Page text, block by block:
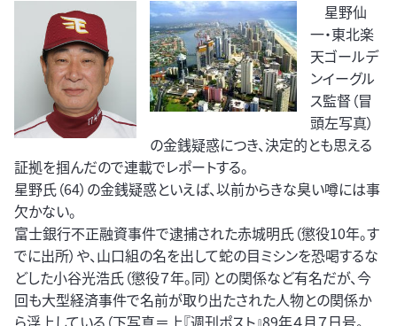
星野仙
一・東北楽
天ゴールデ
ンイーグル
ス監督（冒
頭左写真）
の金銭疑惑につき、決定的とも思える
証拠を掴んだので連載でレポートする。
星野氏（64）の金銭疑惑といえば、以前からきな臭い噂には事
欠かない。
富士銀行不正融資事件で逮捕された赤城明氏（懲役10年。す
でに出所）や、山口組の名を出して蛇の目ミシンを恐喝するな
どした小谷光浩氏（懲役７年。同）との関係など有名だが、今
回も大型経済事件で名前が取り出たされた人物との関係か